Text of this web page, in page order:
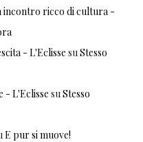
incontro ricco di cultura -
- L'Eclisse suStesso
- L'Eclisse suStesso
E pur si muove!